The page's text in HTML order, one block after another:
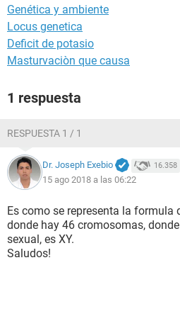
Genética y ambiente
Locus genetica
Deficit de potasio
Masturvaciòn que causa
1 respuesta
RESPUESTA 1 / 1
Dr. Joseph Exebio 16.358
15 ago 2018 a las 06:22
Es como se representa la formula
donde hay 46 cromosomas,
sexual, es XY.
Saludos!